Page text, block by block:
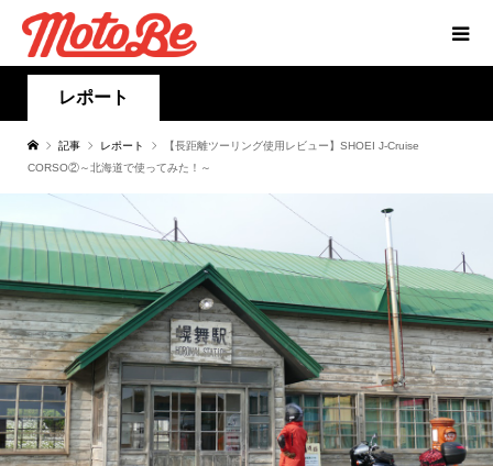
レポート
記事 レポート
【長距離ツーリング使用レビュー】SHOEI J-Cruise
CORSO②～北海道で使ってみた！～